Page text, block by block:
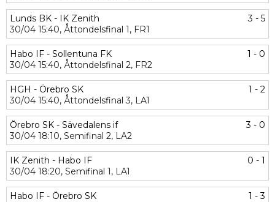
Lunds BK - IK Zenith
3 - 5
30/04 15:40, Åttondelsfinal 1, FR1
Habo IF - Sollentuna FK
1 - 0
30/04 15:40, Åttondelsfinal 2, FR2
HGH - Örebro SK
1 - 2
30/04 15:40, Åttondelsfinal 3, LA1
Örebro SK - Sävedalens if
3 - 0
30/04 18:10, Semifinal 2, LA2
IK Zenith - Habo IF
0 - 1
30/04 18:20, Semifinal 1, LA1
Habo IF - Örebro SK
1 - 3